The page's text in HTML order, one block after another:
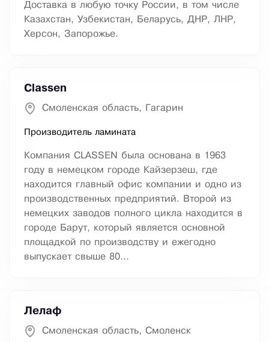
Доставка в любую точку России, в том числе
Казахстан, Узбекистан, Беларусь, ДНР, ЛНР,
Херсон, Запорожье.
Classen
Смоленская область, Гагарин
Производитель ламината
Компания CLASSEN была основана в 1963
году в немецком городе Кайзерзеш, где
находится главный офис компании и одно из
производственных предприятий. Второй из
немецких заводов полного цикла находится в
городе Барут, который является основной
площадкой по производству и ежегодно
выпускает свыше 80...
Лелаф
Смоленская область, Смоленск